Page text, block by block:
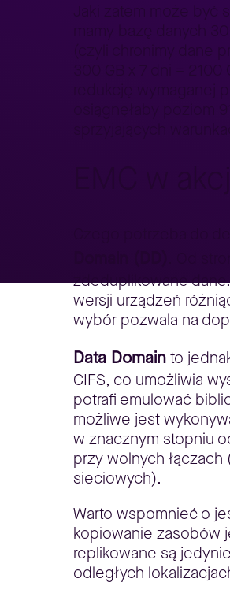
Jaki zatem może być
mamy bazę danych
(czyli chronimy
300 GB x 7 dni =
redukcję wymaganej
osiągnęłaby
sprzyjających
Czego potrzeba do
. Od
zdeduplikowane
wersji urządzeń
wybór pozwala na
Data Domainto
CIFS, co umożliwia
potrafi emulować
możliwe jest
w znacznym stopniu
przy wolnych
sieciowych).
Warto wspomnieć o
kopiowanie zasobów
replikowane są
odległych